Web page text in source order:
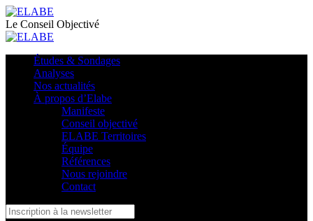
Le Conseil Objectivé
Études & Sondages
Analyses
Nos actualités
À propos d’Elabe
Manifeste
Conseil objectivé
ELABE Territoires
Équipe
Références
Nous rejoindre
Contact